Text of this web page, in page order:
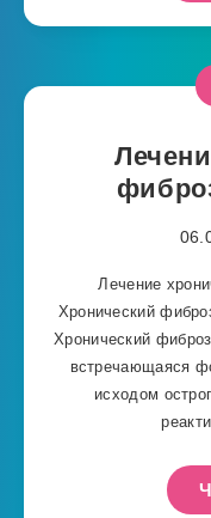
Лечение
Хронический
Хронический
встречающаяся
исходом